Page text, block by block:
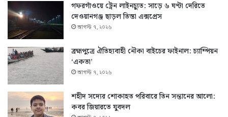
গফরগাঁওয়ে ট্রেন লাইনচ্যুত: সাড়ে ৬ ঘণ্টা দেরিতে
দেওয়ানগঞ্জ ছাড়ল তিস্তা এক্সপ্রেস
আগস্ট ৭, ২০২৬
ব্রহ্মপুত্রে ঐতিহ্যবাহী নৌকা বাইচের ফাইনাল: চ্যাম্পিয়ন
‘একতা’
আগস্ট ৭, ২০২৬
শহীদ সদ্যের শোকাহত পরিবারে তিন সন্তানের আলো:
কবর জিয়ারতে যুবদল